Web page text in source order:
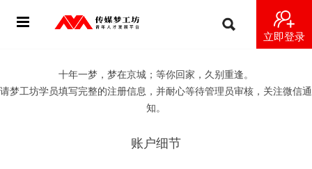
立即登录
十年一梦，梦在京城；等你回家，久别重逢。
请梦工坊学员填写完整的注册信息，并耐心等待管理员审核，关注微信通
知。
账户细节